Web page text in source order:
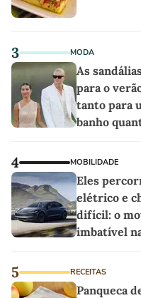
3 MODA
As
para o
tanto para
banho
4 MOBILIDADE
Eles
elétrico e
difícil: o
imbatível
5 RECEITAS
Panqueca